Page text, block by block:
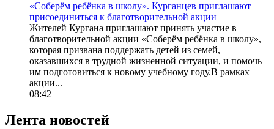
«Соберём ребёнка в школу». Курганцев приглашают
присоединиться к благотворительной акции
Жителей Кургана приглашают принять участие в
благотворительной акции «Соберём ребёнка в школу»,
которая призвана поддержать детей из семей,
оказавшихся в трудной жизненной ситуации, и помочь
им подготовиться к новому учебному году.В рамках
акции...
08:42
Лента новостей